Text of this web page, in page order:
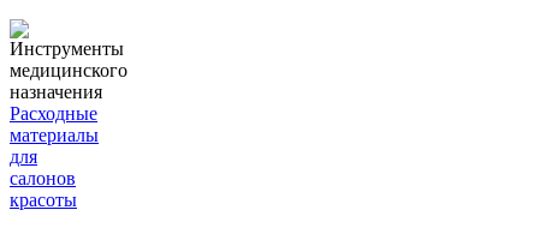
Расходные
материалы
для
салонов
красоты